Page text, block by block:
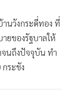
นวังกระดี่ทอง ที่
ยของรัฐบาลให้
จนถึงปัจจุบัน ทำ
ระชัง